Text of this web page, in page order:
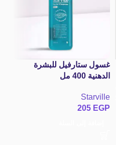
غسول ستارفيل للبشرة
الدهنية 400 مل
Starville
205 EGP